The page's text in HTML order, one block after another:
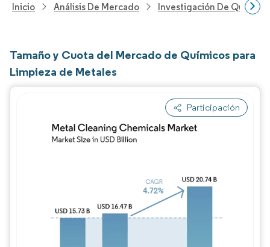
Inicio Análisis De Mercado Investigación De
Tamaño y Cuota del Mercado de Químicos para
Limpieza de Metales
Participación